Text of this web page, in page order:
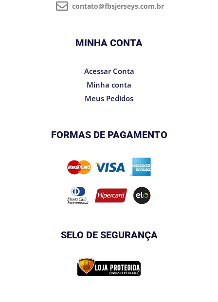
contato@fbsjerseys.com.br
MINHA CONTA
Acessar Conta
Minha conta
Meus Pedidos
FORMAS DE PAGAMENTO
SELO DE SEGURANÇA